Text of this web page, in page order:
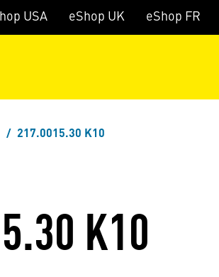
Springe zur Suche
USA eShop UK eShop FR
217.0015.30 K10
K10